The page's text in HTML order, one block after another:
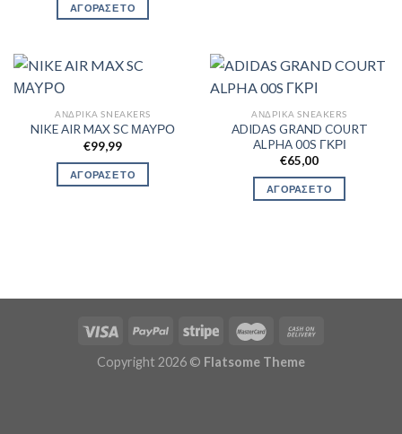
ΑΓΟΡΑΣΕ ΤΟ
ΑΝΔΡΙΚΆ SNEAKERS
NIKE AIR MAX SC ΜΑΥΡΟ
€99,99
ΑΓΟΡΑΣΕ ΤΟ
ΑΝΔΡΙΚΆ SNEAKERS
ADIDAS GRAND COURT
ALPHA 00S ΓΚΡΙ
€65,00
ΑΓΟΡΑΣΕ ΤΟ
Copyright 2026 © Flatsome Theme